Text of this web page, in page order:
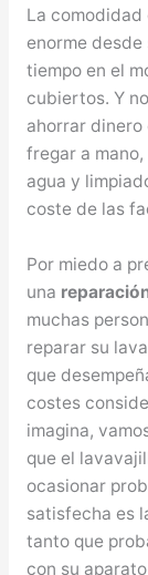
La comodidad
enorme
tiempo en el
cubiertos. Y
ahorrar dinero
fregar a
agua y
coste de las
Por miedo a
una
muchas
reparar su
que
costes
imagina,
que el
ocasionar
satisfecha es
tanto que
con su